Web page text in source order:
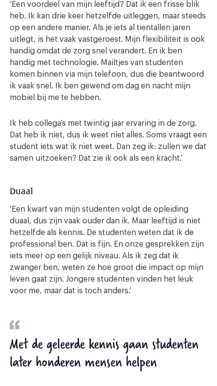
‘Een voordeel van mijn leeftijd? Dat ik een frisse blik
heb. Ik kan drie keer hetzelfde uitleggen, maar steeds
op een andere manier. Als je iets al tientallen jaren
uitlegt, is het vaak vastgeroest. Mijn flexibiliteit is ook
handig omdat de zorg snel verandert. En ik ben
handig met technologie. Mailtjes van studenten
komen binnen via mijn telefoon, dus die beantwoord
ik vaak snel. Ik ben gewend om dag en nacht mijn
mobiel bij me te hebben.
Ik heb collega’s met twintig jaar ervaring in de zorg.
Dat heb ik niet, dus ik weet niet alles. Soms vraagt een
student iets wat ik niet weet. Dan zeg ik: zullen we dat
samen uitzoeken? Dat zie ik ook als een kracht.’
Duaal
‘Een kwart van mijn studenten volgt de opleiding
duaal, dus zijn vaak ouder dan ik. Maar leeftijd is niet
hetzelfde als kennis. De studenten weten dat ik de
professional ben. Dat is fijn. En onze gesprekken zijn
iets meer op een gelijk niveau. Als ik zeg dat ik
zwanger ben, weten ze hoe groot die impact op mijn
leven gaat zijn. Jongere studenten vinden het leuk
voor me, maar dat is toch anders.’
Met de geleerde kennis gaan studenten
later honderen mensen helpen